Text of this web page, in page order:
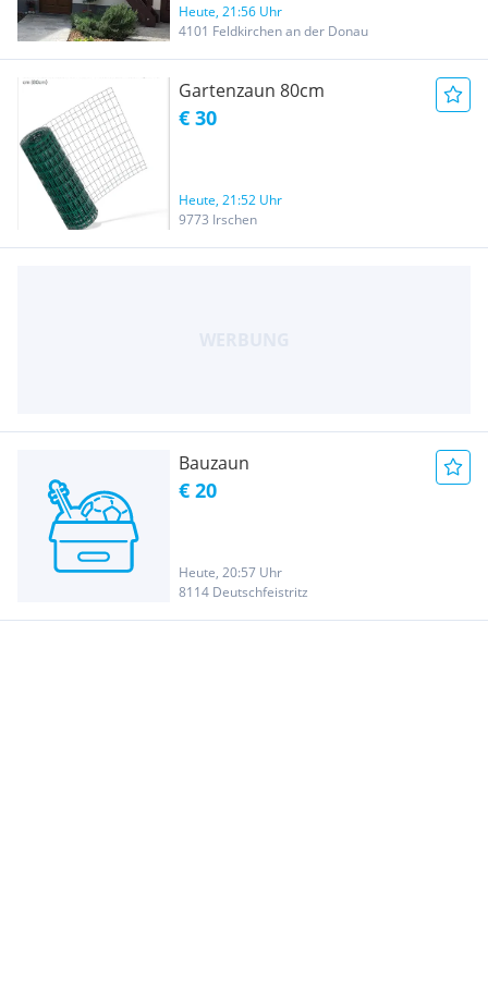
Heute, 21:56 Uhr
4101 Feldkirchen an der Donau
Gartenzaun 80cm
€ 30
Heute, 21:52 Uhr
9773 Irschen
Bauzaun
€ 20
Heute, 20:57 Uhr
8114 Deutschfeistritz